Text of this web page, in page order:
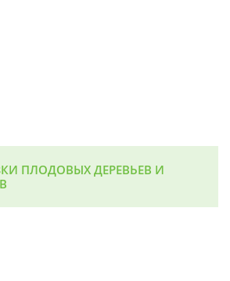
ПЛОДОВЫХ ДЕРЕВЬЕВ И